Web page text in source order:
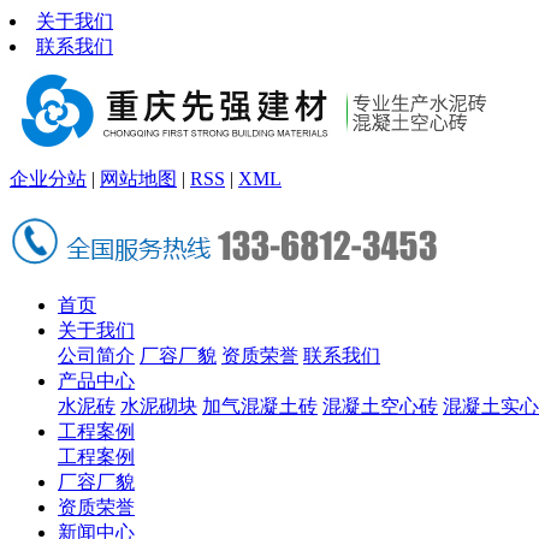
关于我们
联系我们
企业分站 | 网站地图 | RSS | XML
首页
关于我们
公司简介 厂容厂貌 资质荣誉 联系我们
产品中心
水泥砖 水泥砌块 加气混凝土砖 混凝土空心砖 混凝土实
工程案例
工程案例
厂容厂貌
资质荣誉
新闻中心